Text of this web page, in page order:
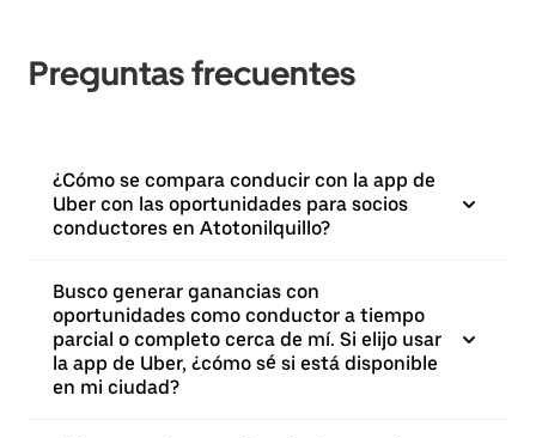
Preguntas frecuentes
¿Cómo se compara conducir con la app de
Uber con las oportunidades para socios
conductores en Atotonilquillo?
Busco generar ganancias con
oportunidades como conductor a tiempo
parcial o completo cerca de mí. Si elijo usar
la app de Uber, ¿cómo sé si está disponible
en mi ciudad?